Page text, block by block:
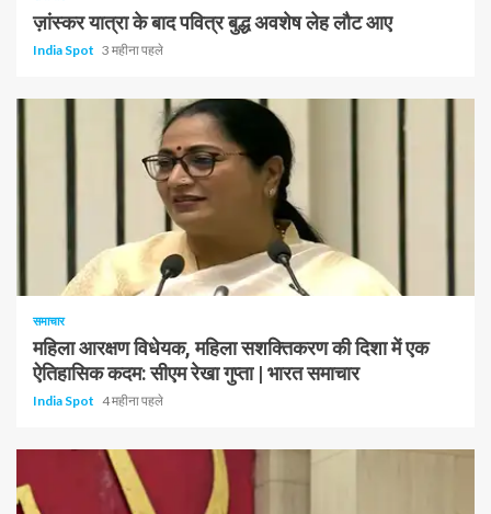
ज़ांस्कर यात्रा के बाद पवित्र बुद्ध अवशेष लेह लौट आए
India Spot 3 महीना पहले
1 न्यूनतम पढ़ा
समाचार
महिला आरक्षण विधेयक, महिला सशक्तिकरण की दिशा में एक
ऐतिहासिक कदम: सीएम रेखा गुप्ता | भारत समाचार
India Spot 4 महीना पहले